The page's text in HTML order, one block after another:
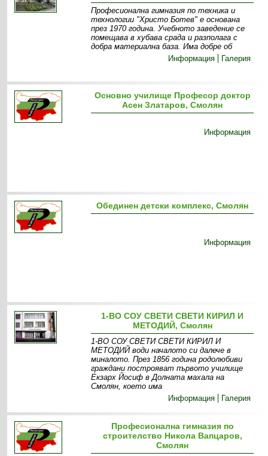
Професионална гимназия по техника и
технологии "Христо Ботев" е основана
през 1970 година. Учебното заведение се
помещава в хубава срада и разполага с
добра материална база. Има добре об
Информация
Галерия
Основно училище Професор доктор
Асен Златаров, Смолян
Информация
Обединен детски комплекс, Смолян
Информация
1-ВО СОУ СВЕТИ СВЕТИ КИРИЛ И
МЕТОДИЙ, Смолян
1-ВО СОУ СВЕТИ СВЕТИ КИРИЛ И
МЕТОДИЙ води началото си далече в
миналото. През 1856 година родолюбиви
граждани построяват първото училище
Екзарх Йосиф в Долната махала на
Смолян, което има
Информация
Галерия
Професионална гимназия по
строителство Никола Вапцаров,
Смолян